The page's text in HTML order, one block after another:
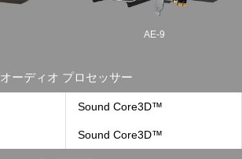
AE-9
オーディオ プロセッサー
Sound Core3D™
Sound Core3D™